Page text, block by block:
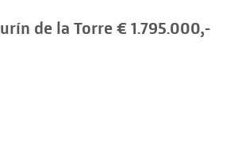
de la Torre € 1.795.000,-